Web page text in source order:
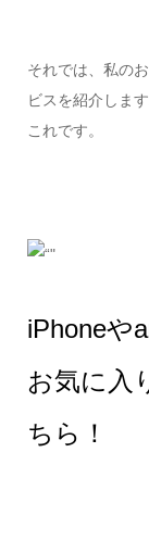
それでは、私の
ビスを紹介します
これです。
iPhoneや
お気に入
ちら！